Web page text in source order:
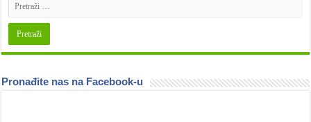
Pronađite nas na Facebook-u